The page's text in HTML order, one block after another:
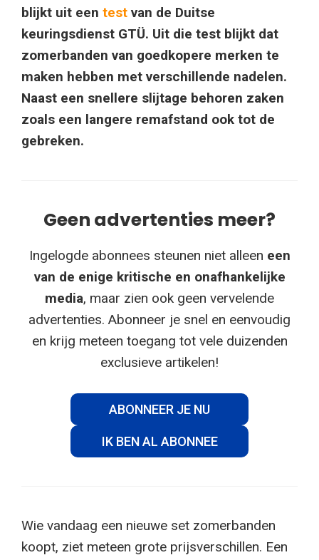
blijkt uit een test van de Duitse
keuringsdienst GTÜ. Uit die test blijkt dat
zomerbanden van goedkopere merken te
maken hebben met verschillende nadelen.
Naast een snellere slijtage behoren zaken
zoals een langere remafstand ook tot de
gebreken.
Geen advertenties meer?
Ingelogde abonnees steunen niet alleen een
van de enige kritische en onafhankelijke
media, maar zien ook geen vervelende
advertenties. Abonneer je snel en eenvoudig
en krijg meteen toegang tot vele duizenden
exclusieve artikelen!
ABONNEER JE NU
IK BEN AL ABONNEE
Wie vandaag een nieuwe set zomerbanden
koopt, ziet meteen grote prijsverschillen. Een